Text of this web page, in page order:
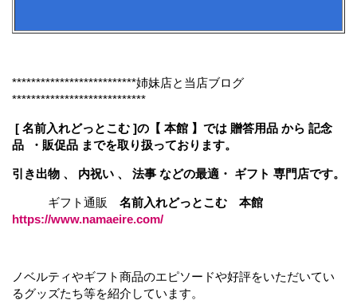
**************************姉妹店と当店ブログ
****************************
[ 名前入れどっとこむ ]の【 本館 】では 贈答用品 から 記念
品 ・販促品 までを取り扱っております。
引き出物 、 内祝い 、 法事 などの最適・ ギフト 専門店です。
ギフト通販 名前入れどっとこむ 本館
https://www.namaeire.com/
ノベルティやギフト商品のエピソードや好評をいただいてい
るグッズたち等を紹介しています。